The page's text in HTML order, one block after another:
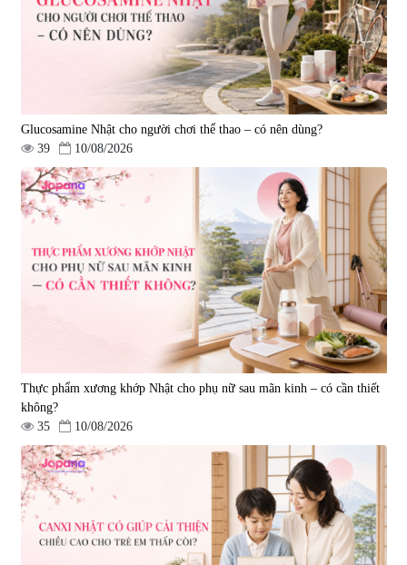
Viên uống hỗ trợ giấc ngủ Fujina
Sleepy Nhật Bản 80 viên
Viên uống phòng ngừa & hỗ trợ
điều trị đột quỵ Biken Kinase
Gold 60 viên
|0
1.570.000 đ
Glucosamine Nhật cho người chơi thể thao – có nên dùng?
39
10/08/2026
Thực phẩm xương khớp Nhật cho phụ nữ sau mãn kinh – có cần thiết
không?
35
10/08/2026